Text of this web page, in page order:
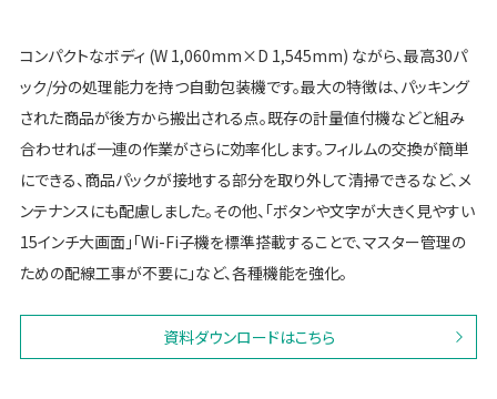
コンパクトなボディ (W 1,060mm×D 1,545mm) ながら、最高30パ
ック/分の処理能力を持つ自動包装機です。最大の特徴は、パッキング
された商品が後方から搬出される点。既存の計量値付機などと組み
合わせれば一連の作業がさらに効率化します。フィルムの交換が簡単
にできる、商品パックが接地する部分を取り外して清掃できるなど、メ
ンテナンスにも配慮しました。その他、「ボタンや文字が大きく見やすい
15インチ大画面」「Wi-Fi子機を標準搭載することで、マスター管理の
ための配線工事が不要に」など、各種機能を強化。
資料ダウンロードはこちら